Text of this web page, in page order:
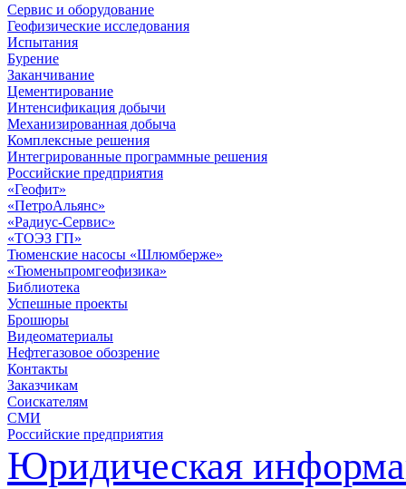
Сервис и оборудование
Геофизические исследования
Испытания
Бурение
Заканчивание
Цементирование
Интенсификация добычи
Механизированная добыча
Комплексные решения
Интегрированные программные решения
Российские предприятия
«Геофит»
«ПетроАльянс»
«Радиус-Сервис»
«ТОЭЗ ГП»
Тюменские насосы «Шлюмберже»
«Тюменьпромгеофизика»
Библиотека
Успешные проекты
Брошюры
Видеоматериалы
Нефтегазовое обозрение
Контакты
Заказчикам
Соискателям
СМИ
Российские предприятия
Юридическая